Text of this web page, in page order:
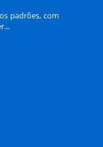
padrões, com